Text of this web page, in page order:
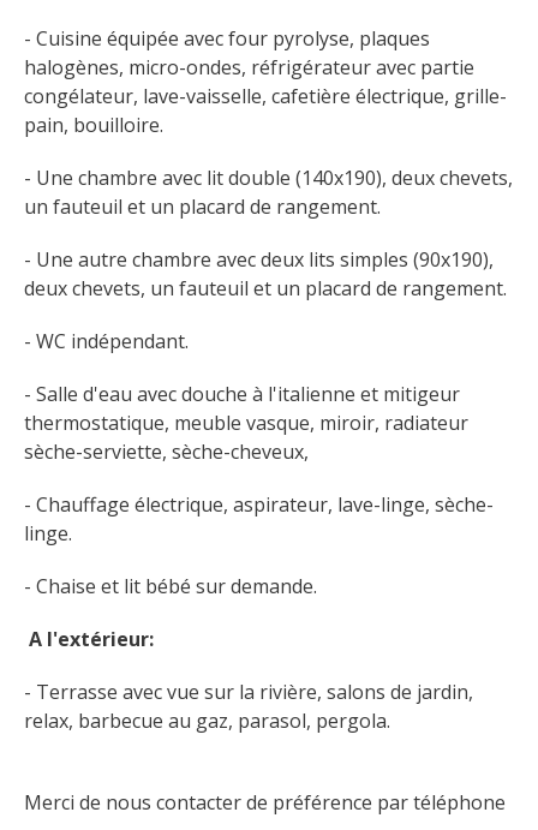
- Cuisine équipée avec four pyrolyse, plaques
halogènes, micro-ondes, réfrigérateur avec partie
congélateur, lave-vaisselle, cafetière électrique, grille-
pain, bouilloire.
- Une chambre avec lit double (140x190), deux chevets,
un fauteuil et un placard de rangement.
- Une autre chambre avec deux lits simples (90x190),
deux chevets, un fauteuil et un placard de rangement.
- WC indépendant.
- Salle d'eau avec douche à l'italienne et mitigeur
thermostatique, meuble vasque, miroir, radiateur
sèche-serviette, sèche-cheveux,
- Chauffage électrique, aspirateur, lave-linge, sèche-
linge.
- Chaise et lit bébé sur demande.
A l'extérieur:
- Terrasse avec vue sur la rivière, salons de jardin,
relax, barbecue au gaz, parasol, pergola.
Merci de nous contacter de préférence par téléphone